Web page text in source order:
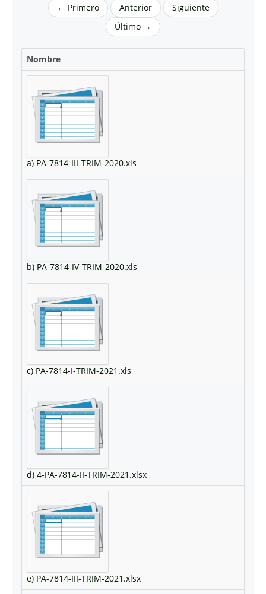
← Primero Anterior
Siguiente
Último →
Nombre
a) PA-7814-III-TRIM-2020.xls
b) PA-7814-IV-TRIM-2020.xls
c) PA-7814-I-TRIM-2021.xls
d) 4-PA-7814-II-TRIM-2021.xlsx
e) PA-7814-III-TRIM-2021.xlsx